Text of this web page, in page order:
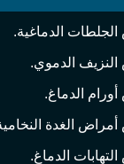
الدماغية.
الدموي.
الدماغ.
الغدة
الدماغ.